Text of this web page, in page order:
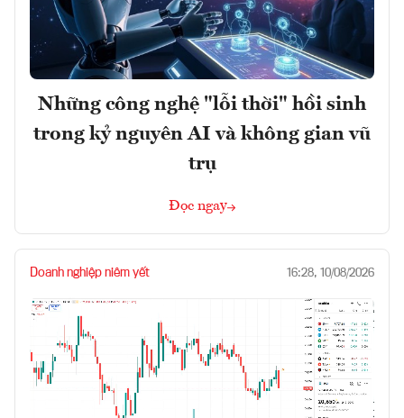
Những công nghệ "lỗi thời" hồi sinh
trong kỷ nguyên AI và không gian vũ
trụ
Đọc ngay
Doanh nghiệp niêm yết 16:28, 10/08/2026